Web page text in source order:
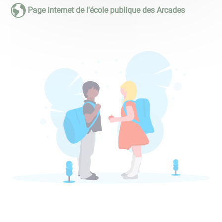
Page internet de l'école publique des Arcades